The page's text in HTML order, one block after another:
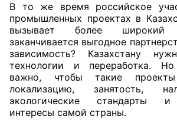
В то же время российское
промышленных проектах в
вызывает более
заканчивается выгодное
зависимость? Казахстану
технологии и переработка.
важно, чтобы такие
локализацию, занятость,
экологические стандарты и
интересы самой страны.